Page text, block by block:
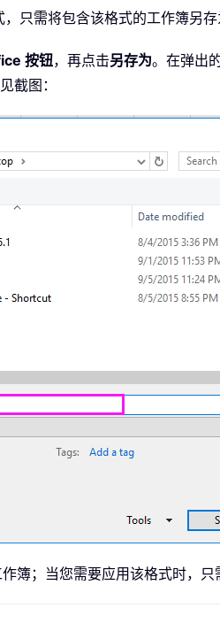
只需将包含该格式的工作簿另
按钮，再点击另存为。在弹出
截图：
簿；当您需要应用该格式时，